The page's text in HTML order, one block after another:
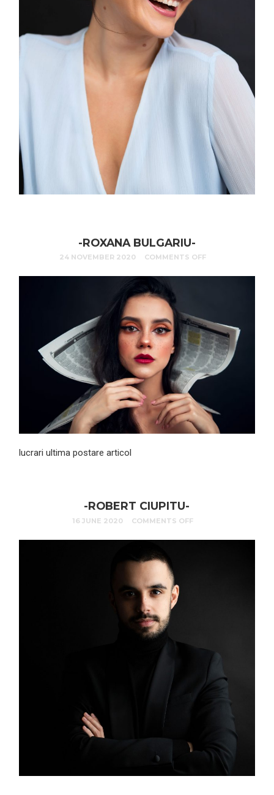
-ROXANA BULGARIU-
24 NOVEMBER 2020 COMMENTS OFF
lucrari ultima postare articol
-ROBERT CIUPITU-
16 JUNE 2020 COMMENTS OFF